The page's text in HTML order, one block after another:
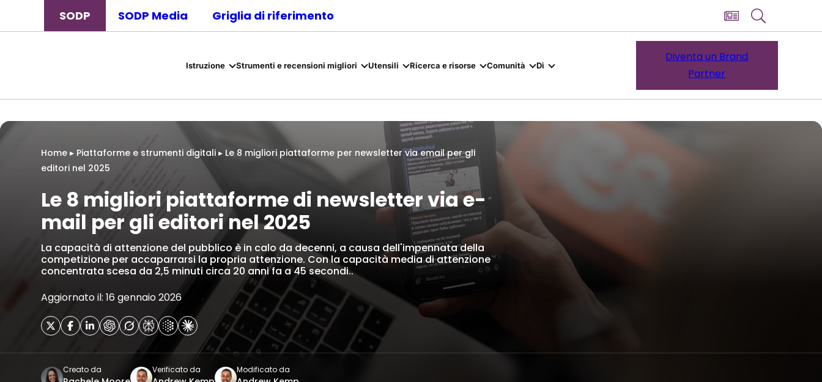
SODP SODP Media Griglia di riferimento
Istruzione Strumenti e recensioni migliori Utensili Ricerca e risorse Comunità Di
Diventa un Brand
Partner
Home ▸ Piattaforme e strumenti digitali ▸ Le 8 migliori piattaforme per newsletter via email per gli
editori nel 2025
Le 8 migliori piattaforme di newsletter via e-
mail per gli editori nel 2025
La capacità di attenzione del pubblico è in calo da decenni, a causa dell'impennata della
competizione per accaparrarsi la propria attenzione. Con la capacità media di attenzione
concentrata scesa da 2,5 minuti circa 20 anni fa a 45 secondi..
Aggiornato il: 16 gennaio 2026
Creato da Verificato da Modificato da